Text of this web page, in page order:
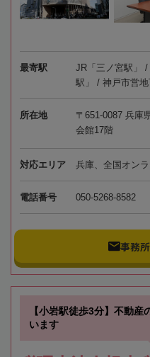
最寄駅
JR「三ノ宮駅」
駅」 / 神戸市営
所在地
〒651-0087 兵庫
会館17階
対応エリア 兵庫、全国オン
電話番号 050-5268-8582
事務
【小岩駅徒歩3分】不動
います